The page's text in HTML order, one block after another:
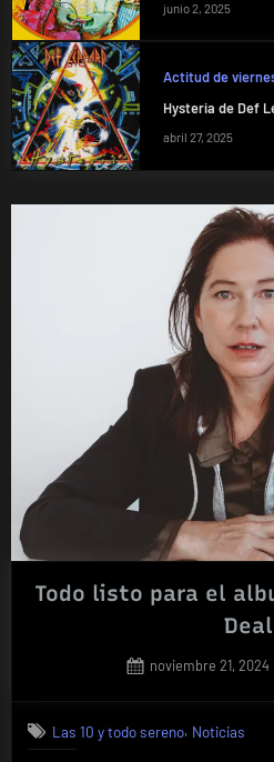
junio 2, 2025
Actitud de
Hysteria de Def
abril 27, 2025
Todo listo para el
Deal
Posted
noviembre 21, 2024
Las 10 y todo sereno, Noticias